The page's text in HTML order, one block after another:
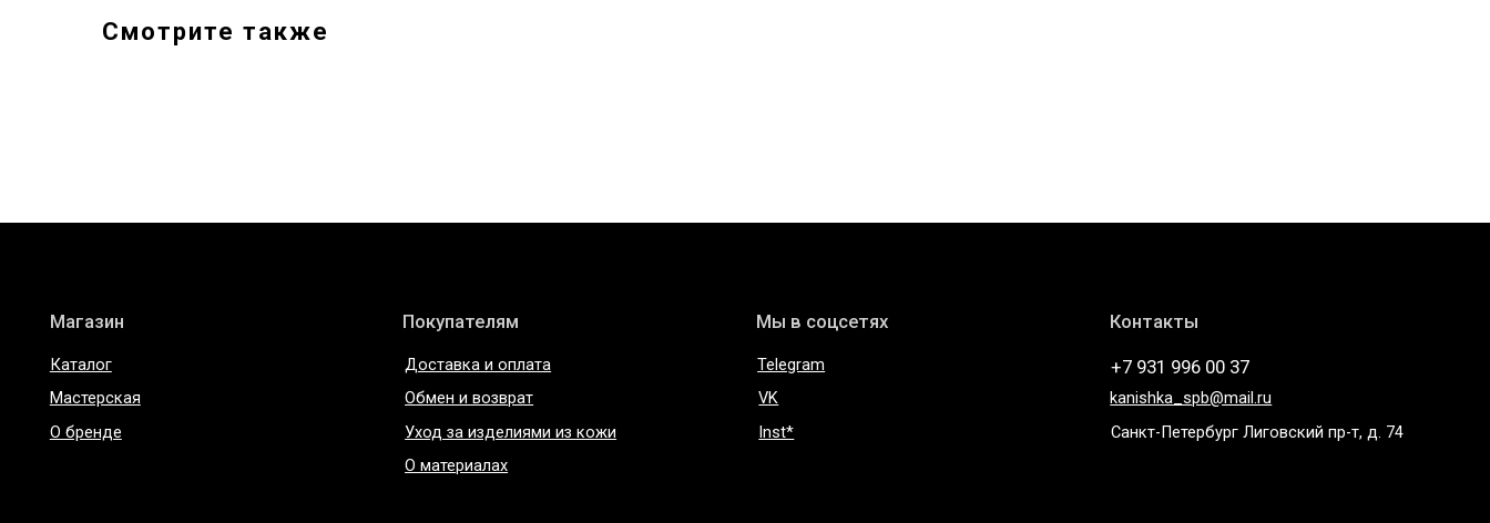
Смотрите также
О бренде
Уход за изделиями из кожи
Inst* Санкт-Петербург Лиговский пр-т, д. 74
ОГРНИП 307 7847 081 00060
ИНН 78 102 079 6336
Политика конфиденциальности
Пользовательское соглашение
Договор оферты
Сертификаты и декларации
Редизайн сайта
WhatsApp запрещена в России